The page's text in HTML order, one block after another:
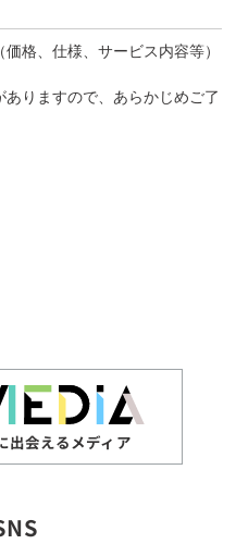
格、仕様、サービス内容等）
りますので、あらかじめご了
出会えるメディア